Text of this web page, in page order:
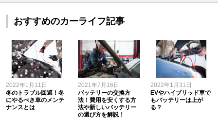
おすすめのカーライフ記事
2022年1月11日
冬のトラブル回避！冬
にやるべき車のメンテ
ナンスとは
2021年7月16日
バッテリーの交換方
法！費用を安くする方
法や新しいバッテリー
の選び方を解説！
2022年1月31日
EVやハイブリッド車で
もバッテリーは上が
る？